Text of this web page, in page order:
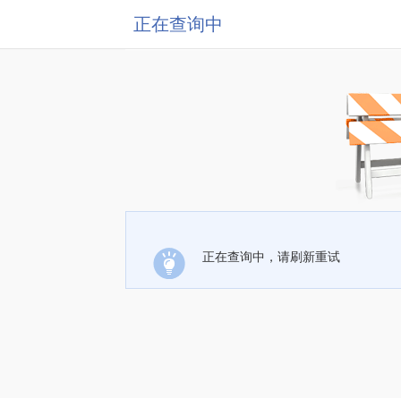
正在查询中
正在查询中，请刷新重试